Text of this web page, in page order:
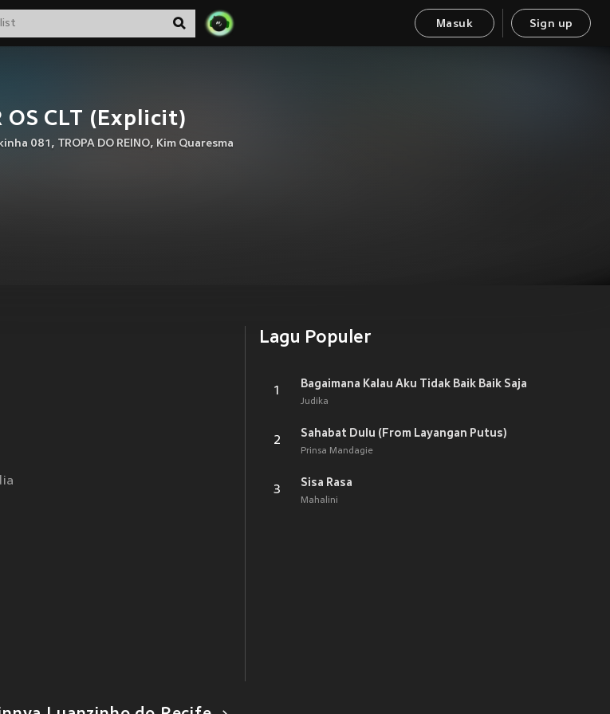
Masuk Sign up
OS CLT (Explicit)
081, TROPA DO REINO, Kim Quaresma
Lagu Populer
1
Bagaimana Kalau Aku Tidak Baik Baik Saja
Judika
2
Sahabat Dulu (From Layangan Putus)
Prinsa Mandagie
3
Sisa Rasa
Mahalini